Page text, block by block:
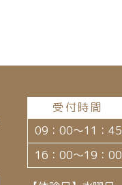
受付時間
09：00～11：45
16：00～19：00